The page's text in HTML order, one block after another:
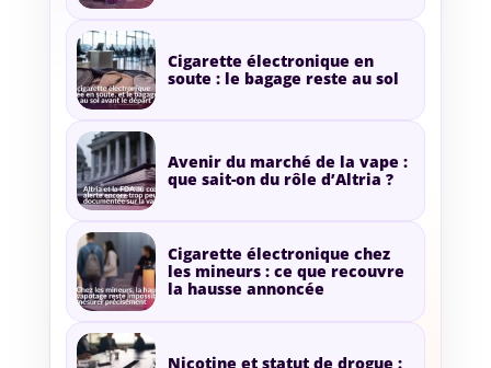
Cigarette électronique en
soute : le bagage reste au sol
Avenir du marché de la vape :
que sait-on du rôle d’Altria ?
Cigarette électronique chez
les mineurs : ce que recouvre
la hausse annoncée
Nicotine et statut de drogue :